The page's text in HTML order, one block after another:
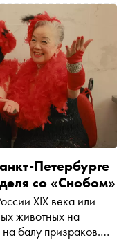
Петербурге
со «Снобом»
XIX века или
животных на
балу призраков.